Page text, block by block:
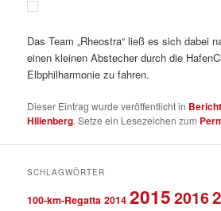
Das Team „Rheostra“ ließ es sich dabei
einen kleinen Abstecher durch die
Elbphilharmonie zu fahren.
Dieser Eintrag wurde veröffentlicht in
Hillenberg. Setze ein Lesezeichen zum
SCHLAGWÖRTER
100-km-Regatta 2014 20152016